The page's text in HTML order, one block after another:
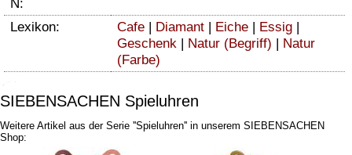
N:
Lexikon: Cafe | Diamant | Eiche | Essig |
Geschenk | Natur (Begriff) | Natur
(Farbe)
SIEBENSACHEN Spieluhren
Weitere Artikel aus der Serie ''Spieluhren'' in unserem SIEBENSACHEN
Shop: